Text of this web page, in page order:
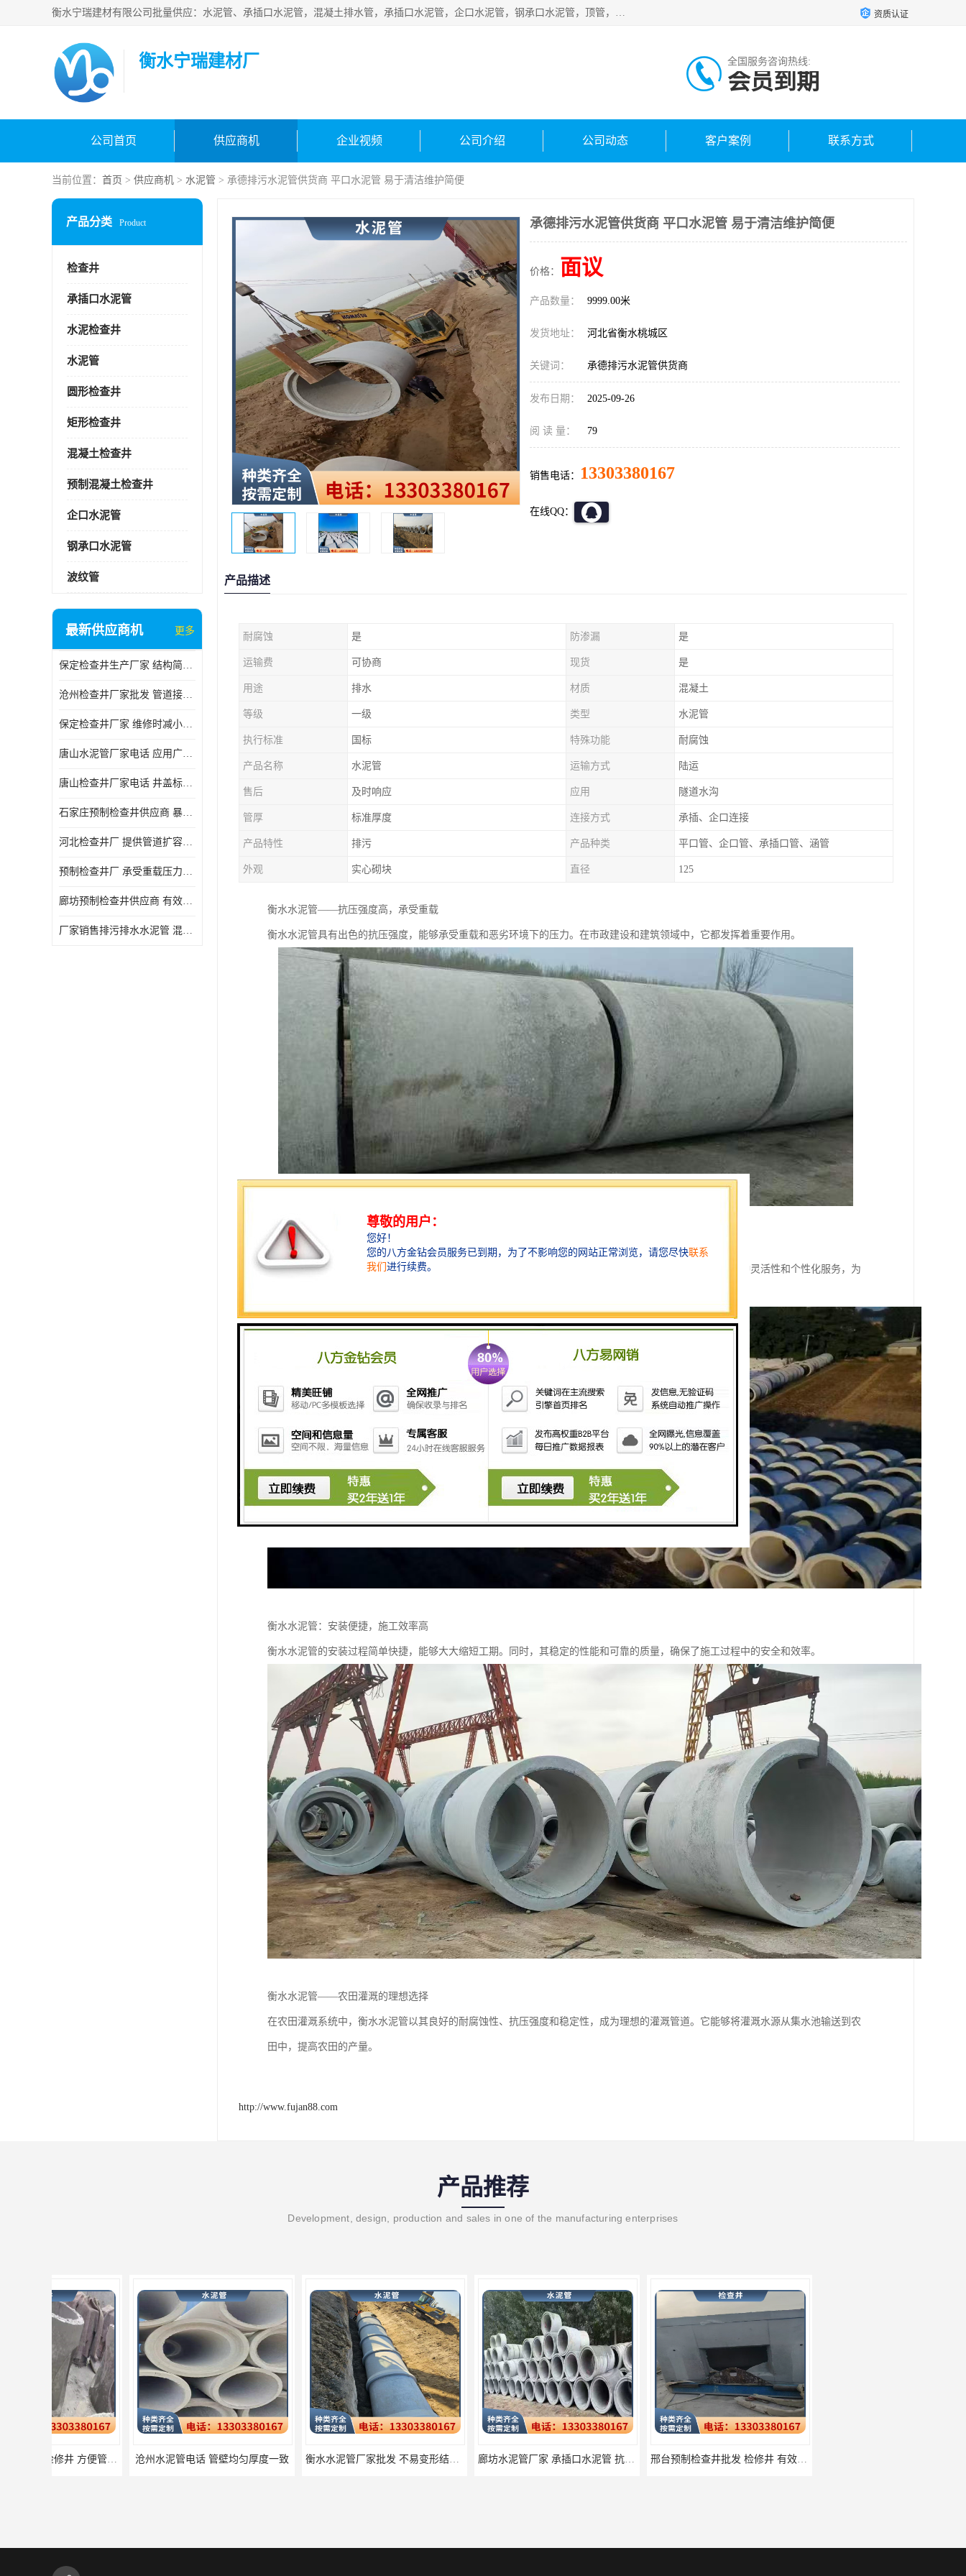
衡水宁瑞建材有限公司批量供应：水泥管、承插口水泥管，混凝土排水管，承插口水泥管，企口水泥管，钢承口水泥管，顶管，平口水泥管，水泥检查井，混凝土检查井，预制混凝土检查井，矩形检查井，圆形检查井等产品。 资质认证
衡水宁瑞建材厂 全国服务咨询热线:
会员到期
公司首页 供应商机 企业视频 公司介绍 公司动态 客户案例 联系方式
当前位置： 首页 > 供应商机 > 水泥管 > 承德排污水泥管供货商 平口水泥管 易于清洁维护简便
产品分类 Product
检查井
承插口水泥管
水泥检查井
水泥管
圆形检查井
矩形检查井
混凝土检查井
预制混凝土检查井
企口水泥管
钢承口水泥管
波纹管
最新供应商机 更多
保定检查井生产厂家 结构简单易于安装
沧州检查井厂家批发 管道接口密封良好
保定检查井厂家 维修时减小交通影响
唐山水泥管厂家电话 应用广泛领域多样
唐山检查井厂家电话 井盖标识清晰无误
石家庄预制检查井供应商 暴雨季节排水畅通
河北检查井厂 提供管道扩容接口
预制检查井厂 承受重载压力稳定
廊坊预制检查井供应商 有效引导分流雨水
厂家销售排污排水水泥管 混凝土钢筋水泥管 承插式混凝土排水管
承德排污水泥管供货商 平口水泥管 易于清洁维护简便
价格： 面议
产品数量： 9999.00米
发货地址： 河北省衡水桃城区
关键词： 承德排污水泥管供货商
发布日期： 2025-09-26
阅 读 量： 79
销售电话： 13303380167
在线QQ：
产品描述
耐腐蚀 是 防渗漏 是
运输费 可协商 现货 是
用途 排水 材质 混凝土
等级 一级 类型 水泥管
执行标准 国标 特殊功能 耐腐蚀
产品名称 水泥管 运输方式 陆运
售后 及时响应 应用 隧道水沟
管厚 标准厚度 连接方式 承插、企口连接
产品特性 排污 产品种类 平口管、企口管、承插口管、涵管
外观 实心砌块 直径 125
衡水水泥管——抗压强度高，承受重载
衡水水泥管具有出色的抗压强度，能够承受重载和恶劣环境下的压力。在市政建设和建筑领域中，它都发挥着重要作用。
衡水水泥管——满足多样化需求的定制服务
衡水水泥管厂家提供定制化的服务，能够根据客户的具体需求和场地情况，生产符合客户需求的水泥管。这种灵活性和个性化服务，为
衡水水泥管：安装便捷，施工效率高
衡水水泥管的安装过程简单快捷，能够大大缩短工期。同时，其稳定的性能和可靠的质量，确保了施工过程中的安全和效率。
衡水水泥管——农田灌溉的理想选择
在农田灌溉系统中，衡水水泥管以其良好的耐腐蚀性、抗压强度和稳定性，成为理想的灌溉管道。它能够将灌溉水源从集水池输送到农
田中，提高农田的产量。
http://www.fujan88.com
产品推荐
Development, design, production and sales in one of the manufacturing enterprises
沧州水泥管电话 管壁均匀厚度一致 衡水水泥管厂家批发 不易变形结构稳定 廊坊水泥管厂家 承插口水泥管 抗滑移性能稳定可靠 邢台预制检查井批发 检修井 有效引导分流雨水